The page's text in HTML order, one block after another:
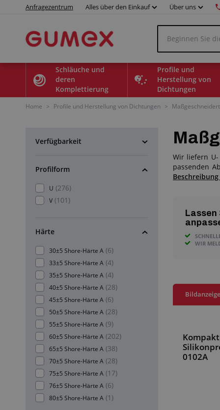
Anfragezentrum Alles über den Einkauf Über uns
Schläuche und
deren
Komplettierung
Profile und
Herstellung von
Dichtungen
Home > Profile und Herstellung von Dichtungen >
Verfügbarkeit
Profilform
U (276)
V (101)
Härte
30±5 Shore-Härte A (6)
33±5 Shore-Härte A (4)
35±5 Shore-Härte A (4)
40±5 Shore-Härte A (28)
45±5 Shore-Härte A (6)
50±5 Shore-Härte A (28)
55±5 Shore-Härte A (9)
60±5 Shore-Härte A (202)
65±5 Shore-Härte A (38)
70±5 Shore-Härte A (28)
75±5 Shore-Härte A (17)
76±5 Shore-Härte A (6)
80±5 Shore-Härte A (1)
Wir liefern
passenden
WIR
0102A